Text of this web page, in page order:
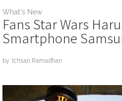
What's New
Fans Star Wars
Smartphone
by: Ichsan Ramadhan